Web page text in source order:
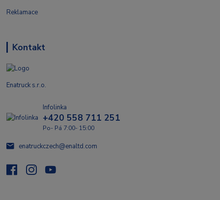
Reklamace
Kontakt
Enatruck s.r.o.
Infolinka
+420 558 711 251
Po- Pá 7:00- 15:00
enatruckczech@enaltd.com